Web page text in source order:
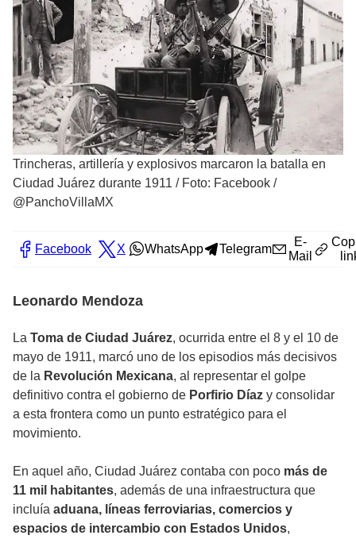
Trincheras, artillería y explosivos marcaron la batalla en
Ciudad Juárez durante 1911 / Foto: Facebook /
@PanchoVillaMX
Facebook X WhatsApp Telegram
E-
Mail
Leonardo Mendoza
La Toma de Ciudad Juárez, ocurrida entre el 8 y el 10 de
mayo de 1911, marcó uno de los episodios más decisivos
de la Revolución Mexicana, al representar el golpe
definitivo contra el gobierno de Porfirio Díaz y consolidar
a esta frontera como un punto estratégico para el
movimiento.
En aquel año, Ciudad Juárez contaba con poco más de
11 mil habitantes, además de una infraestructura que
incluía aduana, líneas ferroviarias, comercios y
espacios de intercambio con Estados Unidos,